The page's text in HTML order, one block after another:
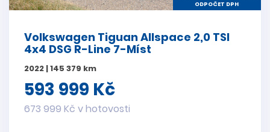
ODPOČET DPH
Volkswagen Tiguan Allspace 2,0 TSI
4x4 DSG R-Line 7-Míst
2022 | 145 379 km
593 999 Kč
673 999 Kč v hotovosti